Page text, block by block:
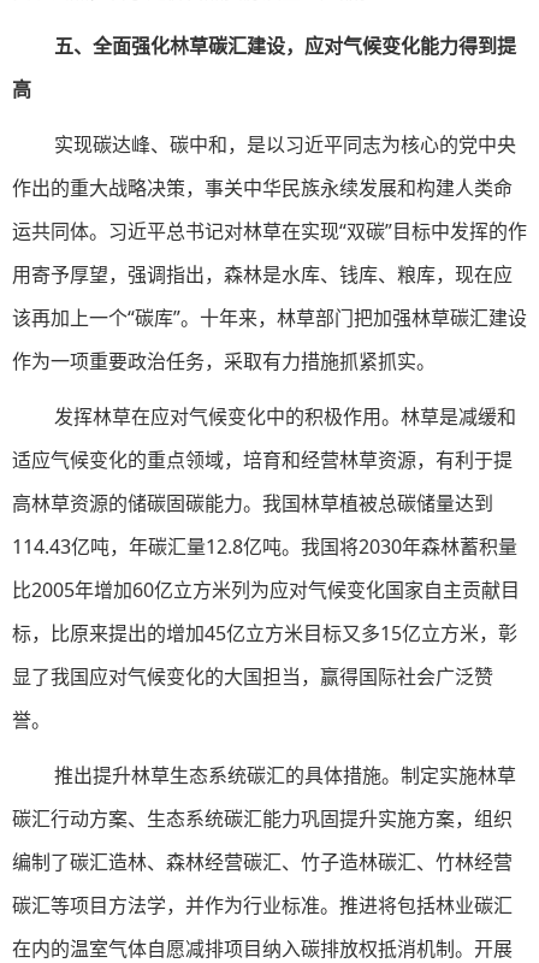
五、全面强化林草碳汇建设，应对气候变化能力得到提
高
实现碳达峰、碳中和，是以习近平同志为核心的党中央
作出的重大战略决策，事关中华民族永续发展和构建人类命
运共同体。习近平总书记对林草在实现“双碳”目标中发挥的作
用寄予厚望，强调指出，森林是水库、钱库、粮库，现在应
该再加上一个“碳库”。十年来，林草部门把加强林草碳汇建设
作为一项重要政治任务，采取有力措施抓紧抓实。
发挥林草在应对气候变化中的积极作用。林草是减缓和
适应气候变化的重点领域，培育和经营林草资源，有利于提
高林草资源的储碳固碳能力。我国林草植被总碳储量达到
114.43亿吨，年碳汇量12.8亿吨。我国将2030年森林蓄积量
比2005年增加60亿立方米列为应对气候变化国家自主贡献目
标，比原来提出的增加45亿立方米目标又多15亿立方米，彰
显了我国应对气候变化的大国担当，赢得国际社会广泛赞
誉。
推出提升林草生态系统碳汇的具体措施。制定实施林草
碳汇行动方案、生态系统碳汇能力巩固提升实施方案，组织
编制了碳汇造林、森林经营碳汇、竹子造林碳汇、竹林经营
碳汇等项目方法学，并作为行业标准。推进将包括林业碳汇
在内的温室气体自愿减排项目纳入碳排放权抵消机制。开展